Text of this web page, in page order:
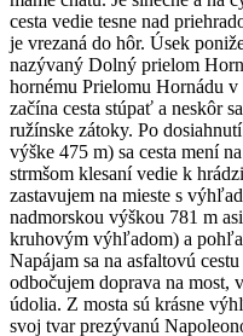
cesta vedie tesne nad
je vrezaná do hôr. Úsek
nazývaný Dolný prielom
hornému Prielomu Hornádu
začína cesta stúpať a neskôr
ružínske zátoky. Po
výške 475 m) sa cesta mení
strmšom klesaní vedie k
zastavujem na mieste s
nadmorskou výškou 781 m
kruhovým výhľadom) a
Napájam sa na asfaltovú
odbočujem doprava na most,
údolia. Z mosta sú krásne
svoj tvar prezývanú